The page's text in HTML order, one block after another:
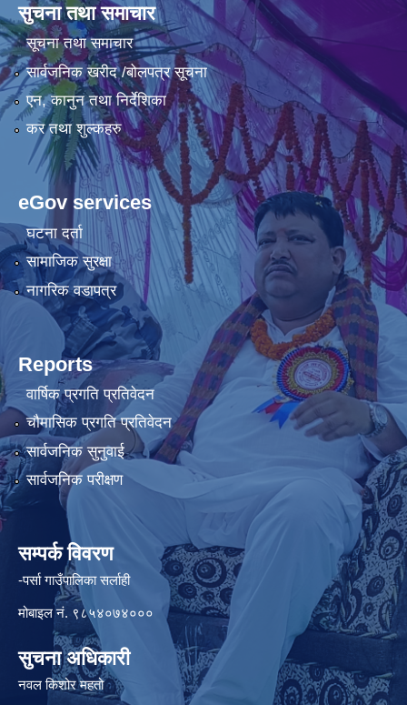
सुचना तथा समाचार
सूचना तथा समाचार
सार्वजनिक खरीद /बोलपत्र सूचना
एन, कानुन तथा निर्देशिका
कर तथा शुल्कहरु
eGov services
घटना दर्ता
सामाजिक सुरक्षा
नागरिक वडापत्र
Reports
वार्षिक प्रगति प्रतिवेदन
चौमासिक प्रगति प्रतिवेदन
सार्वजनिक सुनुवाई
सार्वजनिक परीक्षण
सम्पर्क विवरण
-पर्सा गाउँपालिका सर्लाही
मोबाइल नं. ९८५४०७४०००
सुचना अधिकारी
नवल किशोर महतो